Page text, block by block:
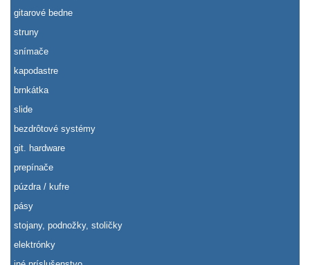
gitarové bedne
struny
snímače
kapodastre
brnkátka
slide
bezdrôtové systémy
git. hardware
prepínače
púzdra / kufre
pásy
stojany, podnožky, stoličky
elektrónky